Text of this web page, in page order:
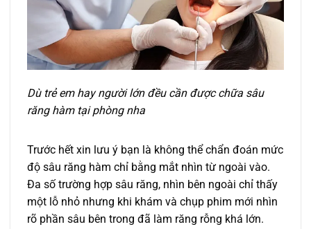
Dù trẻ em hay người lớn đều cần được chữa sâu
răng hàm tại phòng nha
Trước hết xin lưu ý bạn là không thể chẩn đoán mức
độ sâu răng hàm chỉ bằng mắt nhìn từ ngoài vào.
Đa số trường hợp sâu răng, nhìn bên ngoài chỉ thấy
một lỗ nhỏ nhưng khi khám và chụp phim mới nhìn
rõ phần sâu bên trong đã làm răng rỗng khá lớn.